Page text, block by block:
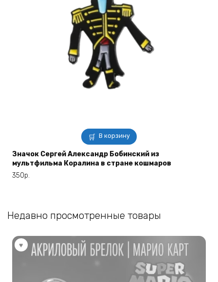
В корзину
Значок Сергей Александр Бобинский из
мультфильма Коралина в стране кошмаров
350р.
Недавно просмотренные товары